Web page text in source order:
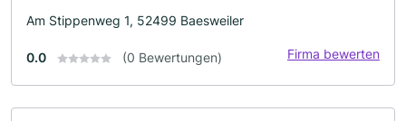
Am Stippenweg 1, 52499 Baesweiler
0.0 (0 Bewertungen) Firma bewerten